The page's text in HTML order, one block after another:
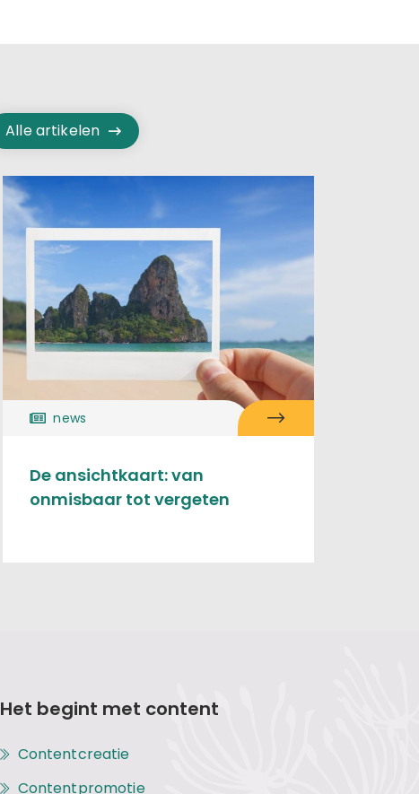
Alle artikelen
news
De ansichtkaart: van
onmisbaar tot vergeten
Het begint met content
Contentcreatie
Contentpromotie